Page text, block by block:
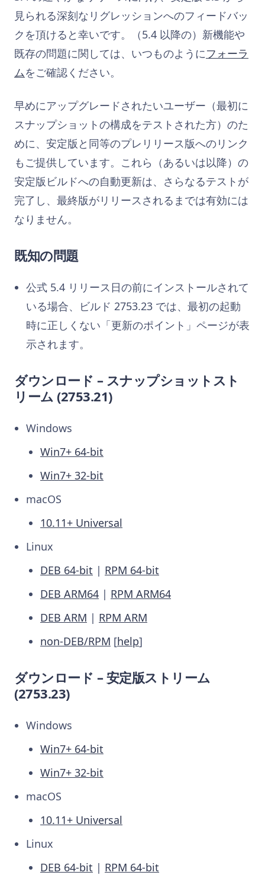
見られる深刻なリグレッションへのフィードバッ
クを頂けると幸いです。（5.4 以降の）新機能や
既存の問題に関しては、いつものようにフォーラ
ムをご確認ください。
早めにアップグレードされたいユーザー（最初に
スナップショットの構成をテストされた方）のた
めに、安定版と同等のプレリリース版へのリンク
もご提供しています。これら（あるいは以降）の
安定版ビルドへの自動更新は、さらなるテストが
完了し、最終版がリリースされるまでは有効には
なりません。
既知の問題
公式 5.4 リリース日の前にインストールされて
いる場合、ビルド 2753.23 では、最初の起動
時に正しくない「更新のポイント」ページが表
示されます。
ダウンロード – スナップショットスト
リーム (2753.21)
Windows
Win7+ 64-bit
Win7+ 32-bit
macOS
10.11+ Universal
Linux
DEB 64-bit | RPM 64-bit
DEB ARM64 | RPM ARM64
DEB ARM | RPM ARM
non-DEB/RPM [help]
ダウンロード – 安定版ストリーム
(2753.23)
Windows
Win7+ 64-bit
Win7+ 32-bit
macOS
10.11+ Universal
Linux
DEB 64-bit | RPM 64-bit